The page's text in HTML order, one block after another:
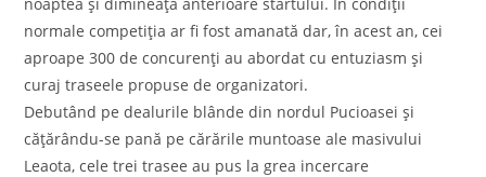
normale competiția ar fi fost amanată dar, în acest an, cei
aproape 300 de concurenți au abordat cu entuziasm și
curaj traseele propuse de organizatori.
Debutând pe dealurile blânde din nordul Pucioasei și
cățărându-se pană pe cărările muntoase ale masivului
Leaota, cele trei trasee au pus la grea incercare